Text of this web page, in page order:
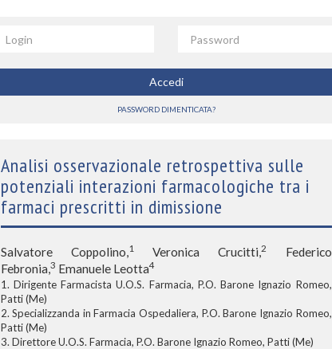
Accedi
PASSWORD DIMENTICATA?
Analisi osservazionale retrospettiva sulle
potenziali interazioni farmacologiche tra i
farmaci prescritti in dimissione
Salvatore Coppolino,1Veronica Crucitti,2
Federico
Febronia,3 Emanuele Leotta4
1. Dirigente Farmacista U.O.S. Farmacia, P.O. Barone Ignazio Romeo,
Patti (Me)
2. Specializzanda in Farmacia Ospedaliera, P.O. Barone Ignazio Romeo,
Patti (Me)
3. Direttore U.O.S. Farmacia, P.O. Barone Ignazio Romeo, Patti (Me)